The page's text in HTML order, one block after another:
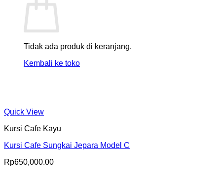
Tidak ada produk di keranjang.
Kembali ke toko
Quick View
Kursi Cafe Kayu
Kursi Cafe Sungkai Jepara Model C
Rp650,000.00